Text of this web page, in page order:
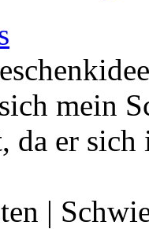
mein
da er
|